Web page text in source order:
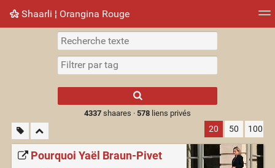
Shaarli ¦ Orangina Rouge
Nuage de tags Mur d'images
results.
4337shaares · 578liens privés
20 50 100
Pourquoi Yaël Braun-Pivet